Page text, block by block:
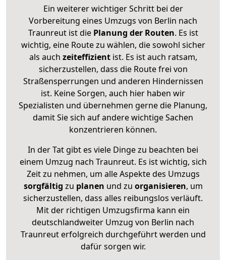
Ein weiterer wichtiger Schritt bei der
Vorbereitung eines Umzugs von Berlin nach
Traunreut ist diePlanung der Routen. Es ist
wichtig, eine Route zu wählen, die sowohl sicher
als auch zeiteffizientist. Es ist auch ratsam,
sicherzustellen, dass die Route frei von
Straßensperrungen und anderen Hindernissen
ist. Keine Sorgen, auch hier haben wir
Spezialisten und übernehmen gerne die Planung,
damit Sie sich auf andere wichtige Sachen
konzentrieren können.
In der Tat gibt es viele Dinge zu beachten bei
einem Umzug nach Traunreut. Es ist wichtig, sich
Zeit zu nehmen, um alle Aspekte des Umzugs
sorgfältig zu planen und zu organisieren, um
sicherzustellen, dass alles reibungslos verläuft.
Mit der richtigen Umzugsfirma kann ein
deutschlandweiter Umzug von Berlin nach
Traunreut erfolgreich durchgeführt werden und
dafür sorgen wir.